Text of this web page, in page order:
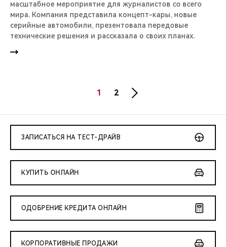
масштабное мероприятие для журналистов со всего
мира. Компания представила концепт-кары, новые
серийные автомобили, презентовала передовые
технические решения и рассказала о своих планах.
1 2
ЗАПИСАТЬСЯ НА ТЕСТ-ДРАЙВ
КУПИТЬ ОНЛАЙН
ОДОБРЕНИЕ КРЕДИТА ОНЛАЙН
КОРПОРАТИВНЫЕ ПРОДАЖИ